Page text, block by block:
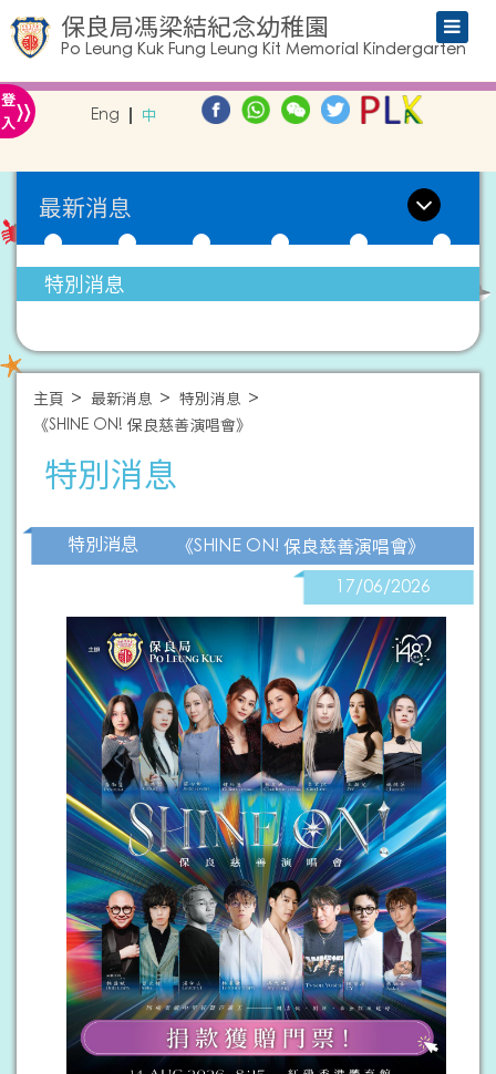
保良局馮梁結紀念幼稚園
Po Leung Kuk Fung Leung Kit Memorial Kindergarten
登
入» Eng 中
最新消息
特別消息
主頁 最新消息
特別消息
《SHINE ON! 保良慈善演唱會》
特別消息
特別消息
《SHINE ON! 保良慈善演唱會》
17/06/2026